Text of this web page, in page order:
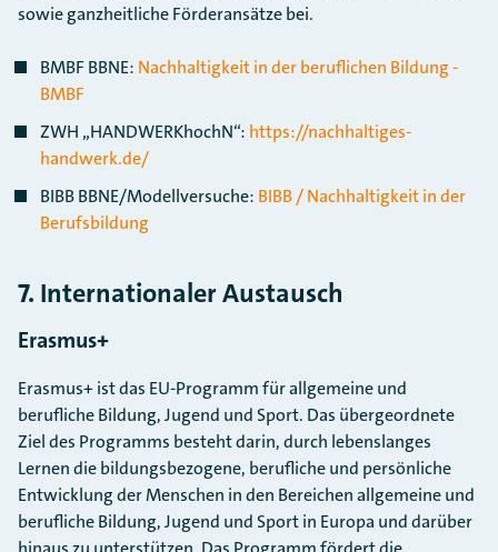
sowie ganzheitliche Förderansätze bei.
BMBF BBNE: Nachhaltigkeit in der beruflichen Bildung -
BMBF
ZWH „HANDWERKhochN“: https://nachhaltiges-
handwerk.de/
BIBB BBNE/Modellversuche: BIBB / Nachhaltigkeit in der
Berufsbildung
7. Internationaler Austausch
Erasmus+
Erasmus+ ist das EU-Programm für allgemeine und
berufliche Bildung, Jugend und Sport. Das übergeordnete
Ziel des Programms besteht darin, durch lebenslanges
Lernen die bildungsbezogene, berufliche und persönliche
Entwicklung der Menschen in den Bereichen allgemeine und
berufliche Bildung, Jugend und Sport in Europa und darüber